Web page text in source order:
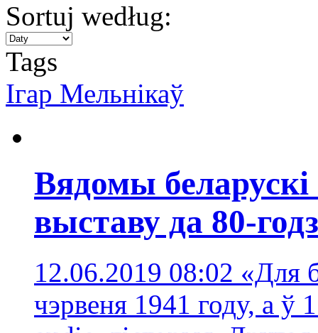
Sortuj według:
Tags
Ігар Мельнікаў
Вядомы
выставу да 80-
12.06.2019 08:02 «Для
чэрвеня 1941 году, а ў